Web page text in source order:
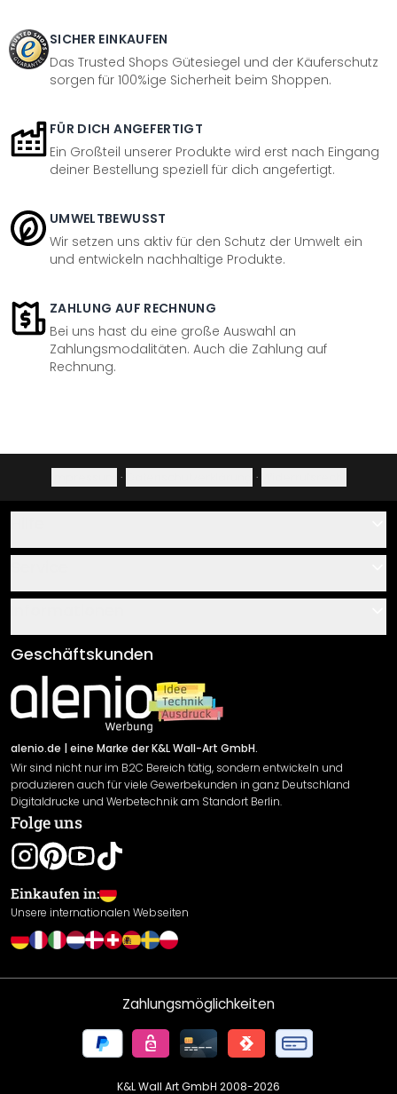
SICHER EINKAUFEN
Das Trusted Shops Gütesiegel und der Käuferschutz
sorgen für 100%ige Sicherheit beim Shoppen.
FÜR DICH ANGEFERTIGT
Ein Großteil unserer Produkte wird erst nach Eingang
deiner Bestellung speziell für dich angefertigt.
UMWELTBEWUSST
Wir setzen uns aktiv für den Schutz der Umwelt ein
und entwickeln nachhaltige Produkte.
ZAHLUNG AUF RECHNUNG
Bei uns hast du eine große Auswahl an
Zahlungsmodalitäten. Auch die Zahlung auf
Rechnung.
· ·
Über uns
Klebe- und Montageanleitungen
Newsletter An-/Abmeldung
Sendungsverfolgung
AGB
Impressum
Versand & Zahlung
Rücksendung
Widerrufsrecht
Datenschutzerklärung
Gewährleistung
Leistungserklärung / CE-Zeichen
Cookie Einstellungen
Geschäftskunden
alenio.de | eine Marke der K&L Wall-Art GmbH.
Wir sind nicht nur im B2C Bereich tätig, sondern entwickeln und
produzieren auch für viele Gewerbekunden in ganz Deutschland
Digitaldrucke und Werbetechnik am Standort Berlin.
Folge uns
Einkaufen in:
Unsere internationalen Webseiten
Zahlungsmöglichkeiten
K&L Wall Art GmbH 2008-2026